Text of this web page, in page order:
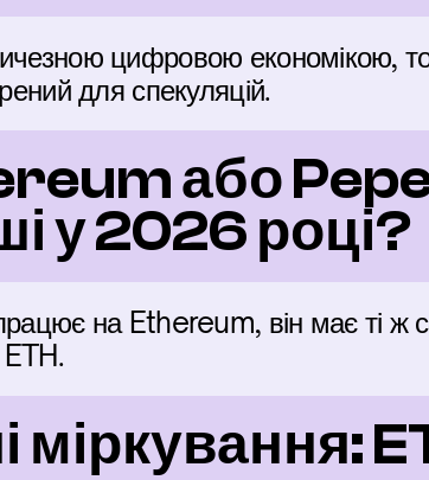
цифровою економікою,
для спекуляцій.
або
у 2026 році?
на Ethereum, він має ті ж
ETH.
міркування: